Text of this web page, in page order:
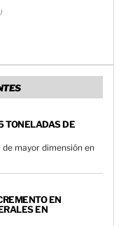
TONELADAS DE
mayor dimensión en
EN
EN